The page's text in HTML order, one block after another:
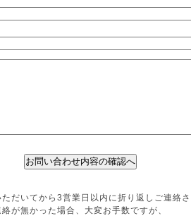
だいてから3営業日以内に折り返しご連絡さ
が無かった場合、大変お手数ですが、